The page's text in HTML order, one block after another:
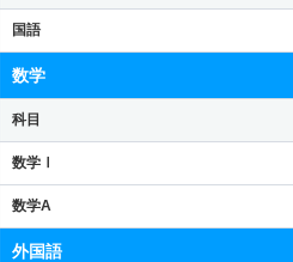
国語
数学
科目
数学Ⅰ
数学A
外国語